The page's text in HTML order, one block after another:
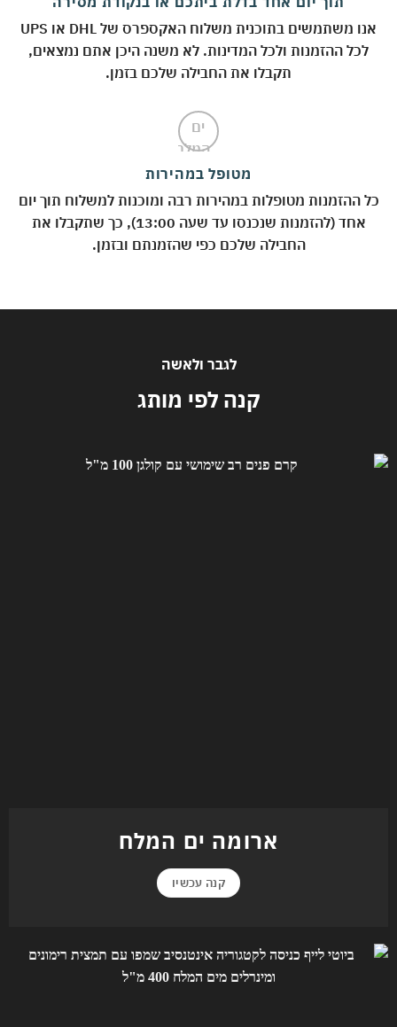
אנו משתמשים בתוכנית משלוח האקספרס של DHL או UPS
לכל ההזמנות ולכל המדינות. לא משנה היכן אתם נמצאים,
תקבלו את החבילה שלכם בזמן.
מטופל במהירות
כל ההזמנות מטופלות במהירות רבה ומוכנות למשלוח תוך יום
אחד (להזמנות שנכנסו עד שעה 13:00), כך שתקבלו את
החבילה שלכם כפי שהזמנתם ובזמן.
לגבר ולאשה
קנה לפי מותג
ארומה ים המלח
קנה עכשיו